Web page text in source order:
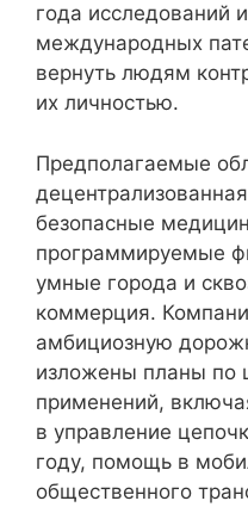
года исследований
международных
вернуть людям
их личностью.
Предполагаемые
безопасные
программируемые
умные города и
коммерция.
амбициозную
изложены планы по
применений,
в управление
году, помощь в
общественного